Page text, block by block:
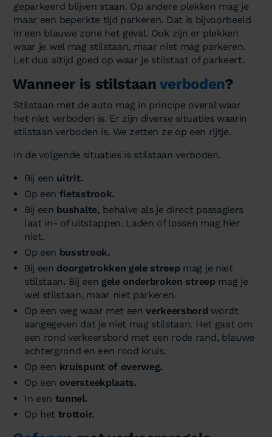
geparkeerd blijven staan. Op andere plekken mag je
maar een beperkte tijd parkeren. Dat is bijvoorbeeld
in een blauwe zone het geval. Ook zijn er plekken
waar je wel mag stilstaan, maar niet mag parkeren.
Let dus altijd goed op waar je stilstaat of parkeert.
Wanneer is stilstaanverboden?
Stilstaan met de auto mag in principe overal waar
het niet verboden is. Er zijn diverse situaties waarin
stilstaan verboden is. We zetten ze op een rijtje.
In de volgende situaties is stilstaan verboden.
Bij een uitrit.
Op een fietsstrook.
Bij een bushalte, behalve als je direct passagiers
laat in- of uitstappen. Laden of lossen mag hier
niet.
Op een busstrook.
Bij een doorgetrokken gele streep mag je niet
stilstaan. Bij een gele onderbroken streep mag je
wel stilstaan, maar niet parkeren.
Op een weg waar met eenverkeersbordwordt
aangegeven dat je niet mag stilstaan. Het gaat om
een rond verkeersbord met een rode rand, blauwe
achtergrond en een rood kruis.
Op een kruispunt of overweg.
Op een oversteekplaats.
In een tunnel.
Op het trottoir.